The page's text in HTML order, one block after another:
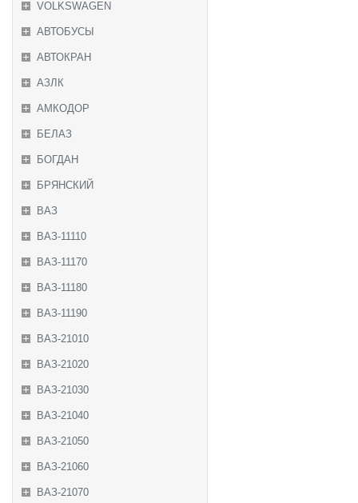
VOLKSWAGEN
АВТОБУСЫ
АВТОКРАН
АЗЛК
АМКОДОР
БЕЛАЗ
БОГДАН
БРЯНСКИЙ
ВАЗ
ВАЗ-11110
ВАЗ-11170
ВАЗ-11180
ВАЗ-11190
ВАЗ-21010
ВАЗ-21020
ВАЗ-21030
ВАЗ-21040
ВАЗ-21050
ВАЗ-21060
ВАЗ-21070